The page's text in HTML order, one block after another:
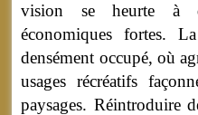
vision se heurte à
économiques fortes.
densément occupé, où
usages récréatifs
paysages. Réintroduire